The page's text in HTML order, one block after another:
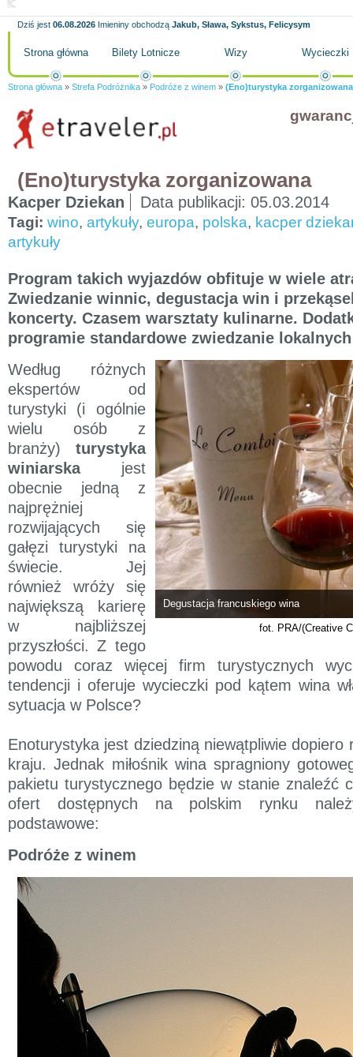
Dziś jest 06.08.2026 Imieniny obchodzą Jakub, Sława, Sykstus, Felicysym
Strona główna Bilety Lotnicze Wizy Wycieczki
Strona główna » Strefa Podróżnika » Podróże z winem » (Eno)turystyka zorganizowana
(Eno)turystyka zorganizowana
Kacper Dziekan Data publikacji: 05.03.2014
Tagi: wino, artykuły, europa, polska, kacper
artykuły
Program takich wyjazdów obfituje w wiele
Zwiedzanie winnic, degustacja win i
koncerty. Czasem warsztaty kulinarne.
programie standardowe zwiedzanie
Degustacja francuskiego wina
fot. PRA/(Creative
Według różnych
ekspertów od
turystyki (i ogólnie
wielu osób z
branży) turystyka
winiarskajest
obecnie jedną z
najprężniej
rozwijających się
gałęzi turystyki na
świecie. Jej
również wróży się
największą karierę
w najbliższej
przyszłości. Z tego
powodu coraz więcej firm turystycznych
tendencji i oferuje wycieczki pod kątem wina
sytuacja w Polsce?
Enoturystyka jest dziedziną niewątpliwie dopiero
kraju. Jednak miłośnik wina spragniony
pakietu turystycznego będzie w stanie znaleźć
ofert dostępnych na polskim rynku
podstawowe:
Podróże z winem